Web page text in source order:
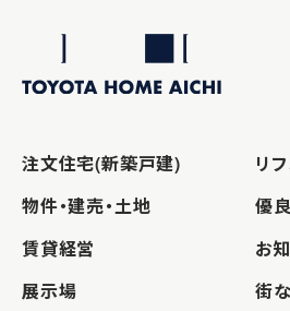
注文住宅(新築戸建)
リ
物件・建売・土地
優
賃貸経営
お
展示場
街